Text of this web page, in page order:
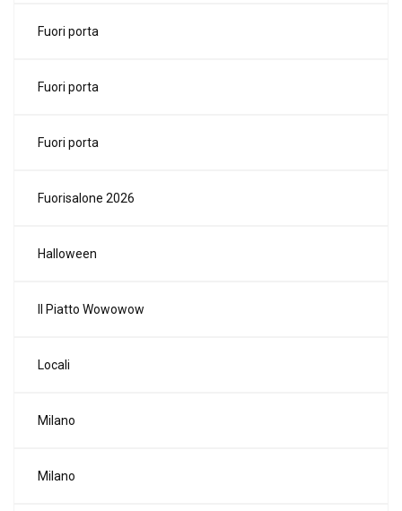
Fuori porta
Fuori porta
Fuori porta
Fuorisalone 2026
Halloween
Il Piatto Wowowow
Locali
Milano
Milano